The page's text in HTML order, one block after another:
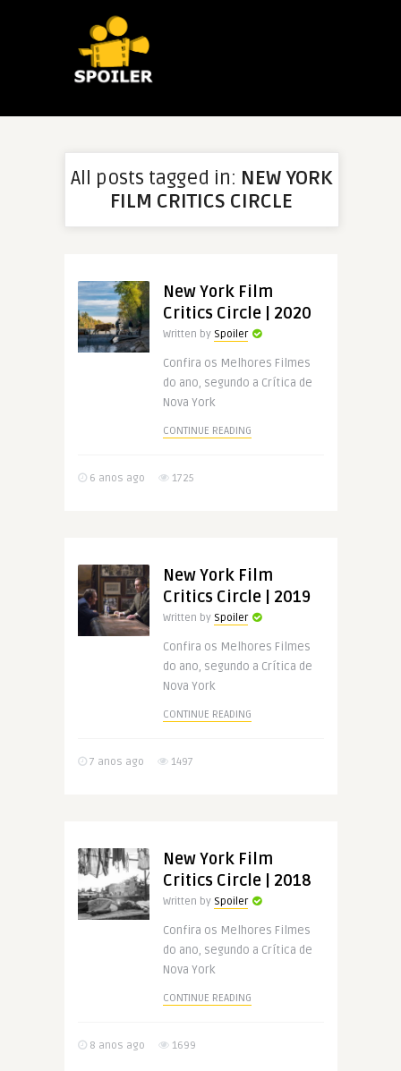
All posts tagged in: NEW YORK
FILM CRITICS CIRCLE
New York Film
Critics Circle | 2020
Written by Spoiler
Confira os Melhores Filmes
do ano, segundo a Crítica de
Nova York
CONTINUE READING
6 anos ago 1725
New York Film
Critics Circle | 2019
Written by Spoiler
Confira os Melhores Filmes
do ano, segundo a Crítica de
Nova York
CONTINUE READING
7 anos ago 1497
New York Film
Critics Circle | 2018
Written by Spoiler
Confira os Melhores Filmes
do ano, segundo a Crítica de
Nova York
CONTINUE READING
8 anos ago 1699